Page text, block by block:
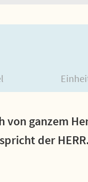
von ganzem
der